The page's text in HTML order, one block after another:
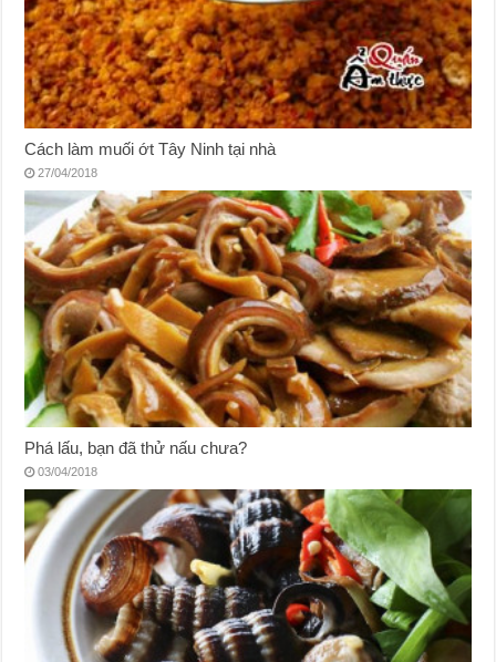
Cách làm muối ớt Tây Ninh tại nhà
27/04/2018
Phá lấu, bạn đã thử nấu chưa?
03/04/2018